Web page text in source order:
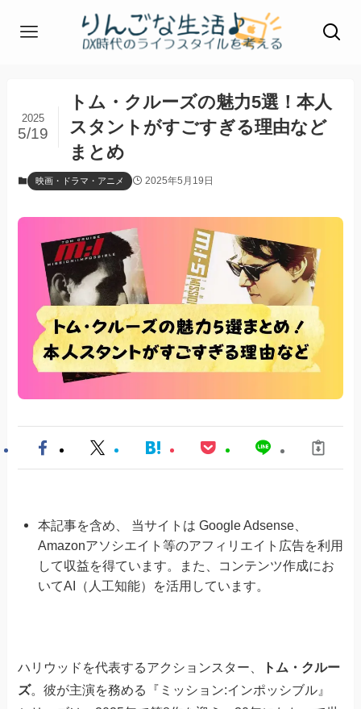
トム・クルーズの魅力5選！本人
スタントがすごすぎる理由など
まとめ
2025
5/19
映画・ドラマ・アニメ 2025年5月19日
本記事を含め、 当サイトは Google Adsense、
Amazonアソシエイト等のアフィリエイト広告を利用
して収益を得ています。また、コンテンツ作成にお
いてAI（人工知能）を活用しています。
ハリウッドを代表するアクションスター、
トム・クルー
ズ。彼が主演を務める『ミッション:インポッシブル』